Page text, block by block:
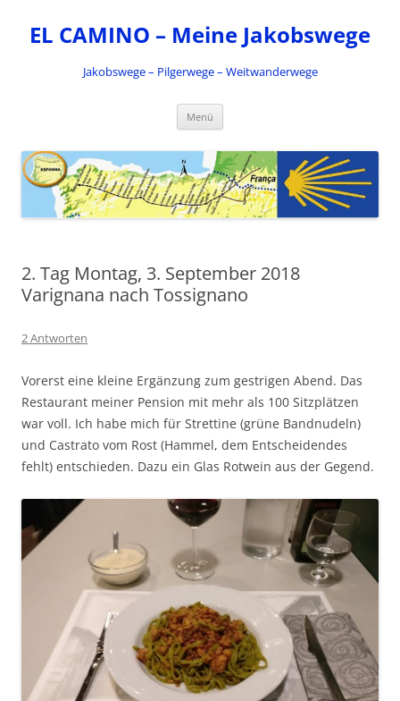
springen
EL CAMINO – Meine Jakobswege
Jakobswege – Pilgerwege – Weitwanderwege
Menü
2. Tag Montag, 3. September 2018
Varignana nach Tossignano
2 Antworten
Vorerst eine kleine Ergänzung zum gestrigen Abend. Das
Restaurant meiner Pension mit mehr als 100 Sitzplätzen
war voll. Ich habe mich für Strettine (grüne Bandnudeln)
und Castrato vom Rost (Hammel, dem Entscheidendes
fehlt) entschieden. Dazu ein Glas Rotwein aus der Gegend.